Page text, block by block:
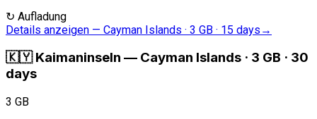
↻ Aufladung
Details anzeigen — Cayman Islands · 3 GB · 15 days →
🇰🇾 Kaimaninseln — Cayman Islands · 3 GB · 30
days
3 GB